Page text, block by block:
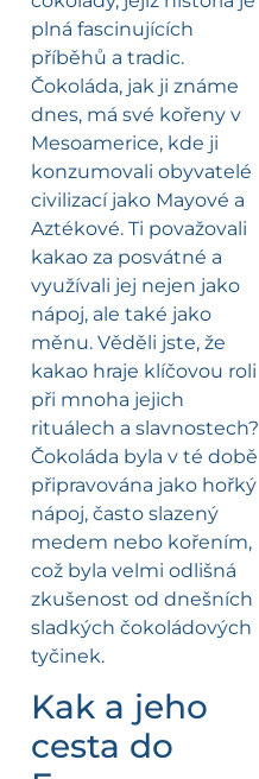
plná fascinujících
příběhů a tradic.
Čokoláda, jak ji známe
dnes, má své kořeny v
Mesoamerice, kde ji
konzumovali obyvatelé
civilizací jako Mayové a
Aztékové. Ti považovali
kakao za posvátné a
využívali jej nejen jako
nápoj, ale také jako
měnu. Věděli jste, že
kakao hraje klíčovou roli
při mnoha jejich
rituálech a slavnostech?
Čokoláda byla v té době
připravována jako hořký
nápoj, často slazený
medem nebo kořením,
což byla velmi odlišná
zkušenost od dnešních
sladkých čokoládových
tyčinek.
Kak a jeho
cesta do